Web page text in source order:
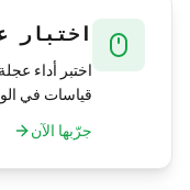
اختبار
اختبر أداء
قياسات في
جرّبها الآن